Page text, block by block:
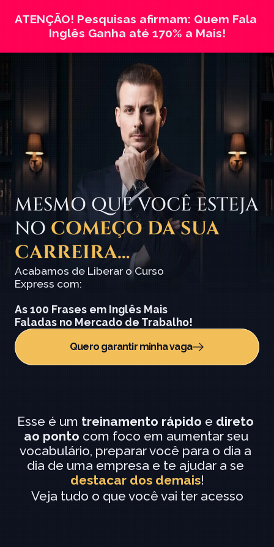
ATENÇÃO! Pesquisas afirmam: Quem Fala
Inglês Ganha até 170% a Mais!
MESMO QUE VOCÊ ESTEJA
NO COMEÇO DA SUA
CARREIRA…
Acabamos de Liberar o Curso
Express com:
As 100 Frases em Inglês Mais
Faladas no Mercado de Trabalho!
Quero garantir minha vaga
Esse é um treinamento rápido e direto
ao ponto com foco em aumentar seu
vocabulário, preparar você para o dia a
destacar dos demais!
Veja tudo o que você vai ter acesso